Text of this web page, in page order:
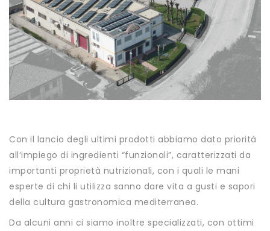
Con il lancio degli ultimi prodotti abbiamo dato priorità
all’impiego di ingredienti “funzionali”, caratterizzati da
importanti proprietà nutrizionali, con i quali le mani
esperte di chi li utilizza sanno dare vita a gusti e sapori
della cultura gastronomica mediterranea.
Da alcuni anni ci siamo inoltre specializzati, con ottimi